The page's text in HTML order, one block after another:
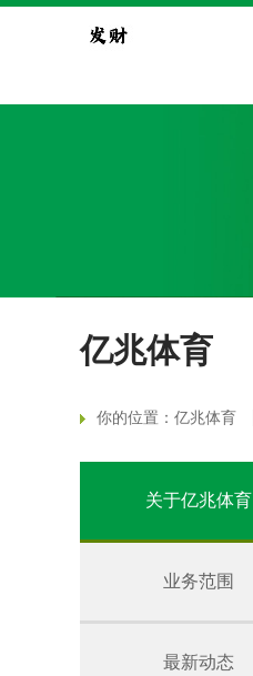
亿兆体育
你的位置： 亿兆体育
关于亿兆体育
业务范围
最新动态